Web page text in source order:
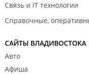
Связь и IT технологии
Справочные,
САЙТЫ ВЛАДИВОСТОКА
Авто
Афиша